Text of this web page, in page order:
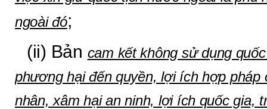
ngoài đó;
(ii) Bản cam kết không sử dụng
phương hại đến quyền, lợi ích hợp pháp
nhân, xâm hại an ninh, lợi ích quốc gia,